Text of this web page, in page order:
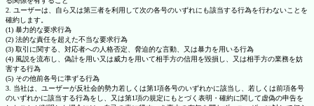
2. ユーザーは、自ら又は第三者を利用して次の各号のいずれにも該当する行為を行わないことを
確約します。
(1) 暴力的な要求行為
(2) 法的な責任を超えた不当な要求行為
(3) 取引に関する、対応者への人格否定、脅迫的な言動、又は暴力を用いる行為
(4) 風説を流布し、偽計を用い又は威力を用いて相手方の信用を毀損し、又は相手方の業務を妨
害する行為
(5) その他前各号に準ずる行為
3. 当社は、ユーザーが反社会的勢力若しくは第1項各号のいずれかに該当し、若しくは前項各号
のいずれかに該当する行為をし、又は第1項の規定にもとづく表明・確約に関して虚偽の申告を